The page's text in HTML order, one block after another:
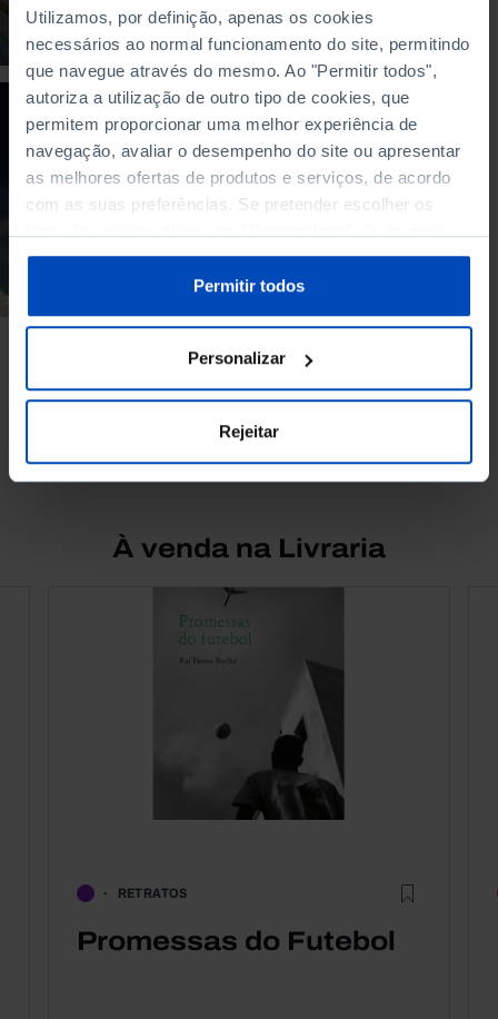
Utilizamos, por definição, apenas os cookies
necessários ao normal funcionamento do site, permitindo
que navegue através do mesmo. Ao "Permitir todos",
autoriza a utilização de outro tipo de cookies, que
permitem proporcionar uma melhor experiência de
navegação, avaliar o desempenho do site ou apresentar
as melhores ofertas de produtos e serviços, de acordo
com as suas preferências. Se pretender escolher os
sobre cookies através da gestão de preferências ou da
Política de Cookies.
Permitir todos
Personalizar
Rejeitar
29/04/2025
25 MIN
POLICY PAPER
A transição
energética na
Europa: equilibrar o
trilema
1 MIN
Ver mais
À venda na Livraria
RETRATOS
Promessas do Futebol